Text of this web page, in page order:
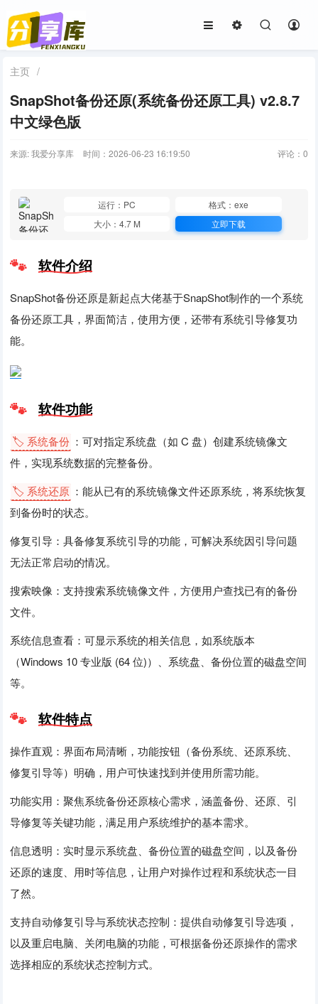
主页 /
SnapShot备份还原(系统备份还原工具) v2.8.7
中文绿色版
来源: 我爱分享库 时间：2026-06-23 16:19:50 评论： 0
运行：PC
格式：exe
大小：4.7 M
立即下载
软件介绍
SnapShot备份还原是新起点大佬基于SnapShot制作的一个系统
备份还原工具，界面简洁，使用方便，还带有系统引导修复功
能。
软件功能
🏷️ 系统备份 ：可对指定系统盘（如 C 盘）创建系统镜像文
件，实现系统数据的完整备份。
🏷️ 系统还原 ：能从已有的系统镜像文件还原系统，将系统恢复
到备份时的状态。
修复引导：具备修复系统引导的功能，可解决系统因引导问题
无法正常启动的情况。
搜索映像：支持搜索系统镜像文件，方便用户查找已有的备份
文件。
系统信息查看：可显示系统的相关信息，如系统版本
（Windows 10 专业版 (64 位)）、系统盘、备份位置的磁盘空间
等。
软件特点
操作直观：界面布局清晰，功能按钮（备份系统、还原系统、
修复引导等）明确，用户可快速找到并使用所需功能。
功能实用：聚焦系统备份还原核心需求，涵盖备份、还原、引
导修复等关键功能，满足用户系统维护的基本需求。
信息透明：实时显示系统盘、备份位置的磁盘空间，以及备份
还原的速度、用时等信息，让用户对操作过程和系统状态一目
了然。
支持自动修复引导与系统状态控制：提供自动修复引导选项，
以及重启电脑、关闭电脑的功能，可根据备份还原操作的需求
选择相应的系统状态控制方式。